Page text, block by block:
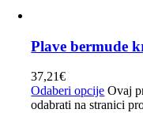
Plave bermude
37,21€
Odaberi opcije Ovaj
odabrati na stranici